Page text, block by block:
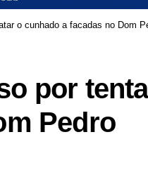
o cunhado a facadas no Dom
por
Pedro